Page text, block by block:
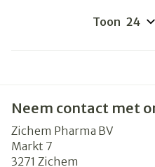
Toon
Neem contact met
Zichem Pharma BV
Markt 7
3271 Zichem